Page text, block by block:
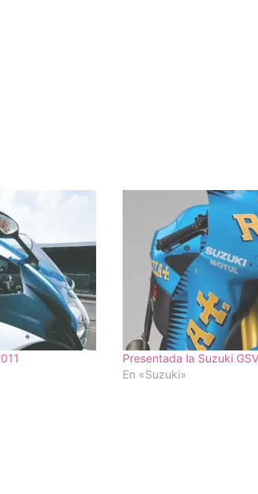
Presentada la Suzuki
En «Suzuki»